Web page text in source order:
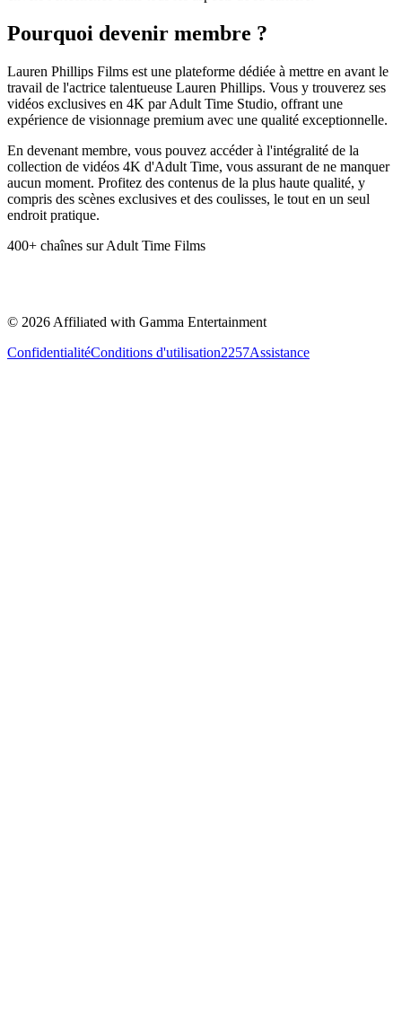
Pourquoi devenir membre ?
Lauren Phillips Films est une plateforme dédiée à mettre en avant le
travail de l'actrice talentueuse Lauren Phillips. Vous y trouverez ses
vidéos exclusives en 4K par Adult Time Studio, offrant une
expérience de visionnage premium avec une qualité exceptionnelle.
En devenant membre, vous pouvez accéder à l'intégralité de la
collection de vidéos 4K d'Adult Time, vous assurant de ne manquer
aucun moment. Profitez des contenus de la plus haute qualité, y
compris des scènes exclusives et des coulisses, le tout en un seul
endroit pratique.
400+ chaînes sur Adult Time Films
© 2026 Affiliated with Gamma Entertainment
ConfidentialitéConditions d'utilisation2257Assistance